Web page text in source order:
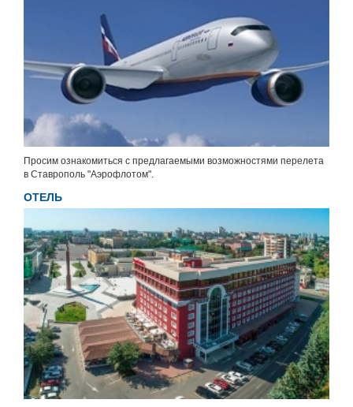
Просим ознакомиться с предлагаемыми возможностями перелета
в Ставрополь "Аэрофлотом".
ОТЕЛЬ